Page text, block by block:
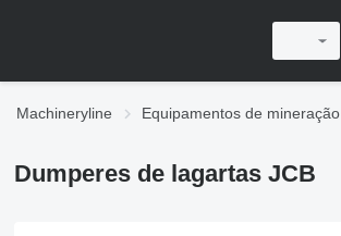
Machineryline Equipamentos de mineração
Dumperes de lagartas JCB